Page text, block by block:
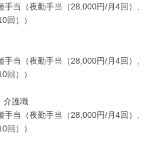
当（夜勤手当（28,000円/月4回）、
回））
当（夜勤手当（28,000円/月4回）、
回））
介護職
当（夜勤手当（28,000円/月4回）、
回））